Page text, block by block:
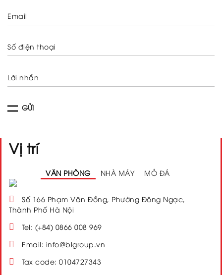
Email
Số điện thoại
Lời nhắn
Vị trí
VĂN PHÒNG NHÀ MÁY MỎ ĐÁ
Số 166 Phạm Văn Đồng, Phường Đông Ngạc,
Thành Phố Hà Nội
Tel: (+84) 0866 008 969
Email: info@blgroup.vn
Tax code: 0104727343